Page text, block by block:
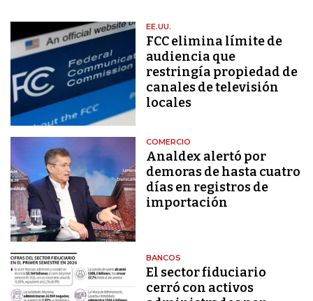
EE.UU.
FCC elimina límite de
audiencia que
restringía propiedad de
canales de televisión
locales
COMERCIO
Analdex alertó por
demoras de hasta cuatro
días en registros de
importación
BANCOS
El sector fiduciario
cerró con activos